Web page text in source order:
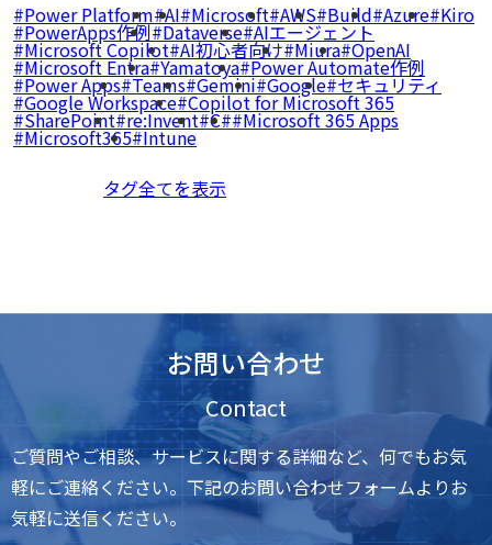
Power Platform AI Microsoft AWS Build Azure Kiro
PowerApps作例 Dataverse AIエージェント
Microsoft Copilot AI初心者向け Miura OpenAI
Microsoft Entra Yamatoya Power Automate作例
Power Apps Teams Gemini Google セキュリティ
Google Workspace Copilot for Microsoft 365
SharePoint re:Invent C# Microsoft 365 Apps
Microsoft365 Intune
タグ全てを表示
お問い合わせ
Contact
ご質問やご相談、サービスに関する詳細など、何でもお気
軽にご連絡ください。下記のお問い合わせフォームよりお
気軽に送信ください。